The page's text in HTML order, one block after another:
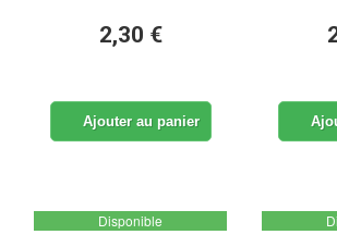
2,30 €
Ajouter au panier
Disponible